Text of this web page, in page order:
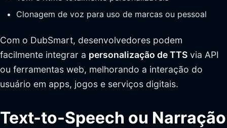
Clonagem de voz para uso de marcas ou pessoal
Com o DubSmart, desenvolvedores podem
facilmente integrar a personalização de TTS via API
ou ferramentas web, melhorando a interação do
usuário em apps, jogos e serviços digitais.
Text-to-Speech ou Narração